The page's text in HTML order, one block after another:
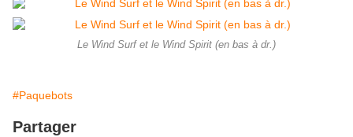
Le Wind Surf et le Wind Spirit (en bas à dr.)
#Paquebots
Partager